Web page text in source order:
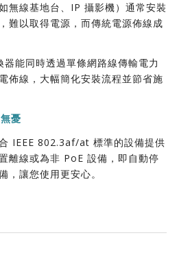
無線基地台、IP 攝影機）通常安裝
難以取得電源，而傳統電源佈線成
能同時透過單條網路線傳輸電力
佈線，大幅簡化安裝流程並節省施
憂
IEEE 802.3af/at 標準的設備提供
離線或為非 PoE 設備，即自動停
，讓您使用更安心。